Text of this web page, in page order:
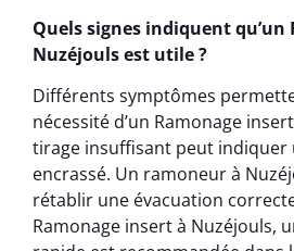
Quels signes indiquent qu’un
Nuzéjouls est utile ?
Différents symptômes
nécessité d’un Ramonage
tirage insuffisant peut indiquer
encrassé. Un ramoneur à
rétablir une évacuation
Ramonage insert à Nuzéjouls,